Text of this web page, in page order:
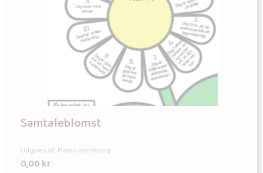
Samtaleblomst
Udgives af: Malou Handberg
0,00kr